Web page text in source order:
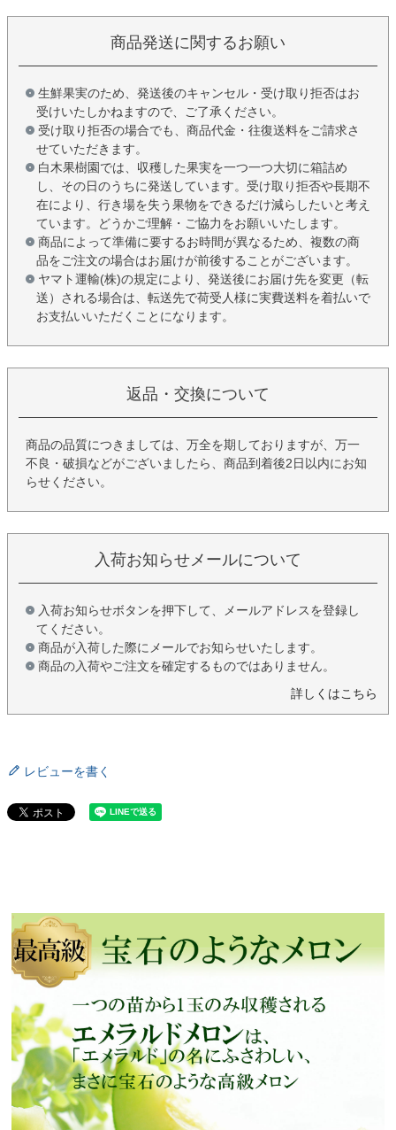
商品発送に関するお願い
生鮮果実のため、発送後のキャンセル・受け取り拒否はお
受けいたしかねますので、ご了承ください。
受け取り拒否の場合でも、商品代金・往復送料をご請求さ
せていただきます。
白木果樹園では、収穫した果実を一つ一つ大切に箱詰め
し、その日のうちに発送しています。受け取り拒否や長期不
在により、行き場を失う果物をできるだけ減らしたいと考え
ています。どうかご理解・ご協力をお願いいたします。
商品によって準備に要するお時間が異なるため、複数の商
品をご注文の場合はお届けが前後することがございます。
ヤマト運輸(株)の規定により、発送後にお届け先を変更（転
送）される場合は、転送先で荷受人様に実費送料を着払いで
お支払いいただくことになります。
返品・交換について
商品の品質につきましては、万全を期しておりますが、万一
不良・破損などがございましたら、商品到着後2日以内にお知
らせください。
入荷お知らせメールについて
入荷お知らせボタンを押下して、メールアドレスを登録し
てください。
商品が入荷した際にメールでお知らせいたします。
商品の入荷やご注文を確定するものではありません。
詳しくはこちら
レビューを書く